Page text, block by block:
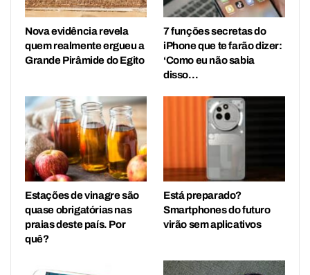
Nova evidência revela
quem realmente ergueu a
Grande Pirâmide do Egito
7 funções secretas do
iPhone que te farão dizer:
‘Como eu não sabia
disso…
Estações de vinagre são
quase obrigatórias nas
praias deste país. Por
quê?
Está preparado?
Smartphones do futuro
virão sem aplicativos